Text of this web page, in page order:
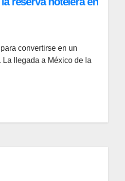
convertirse en un
llegada a México de la